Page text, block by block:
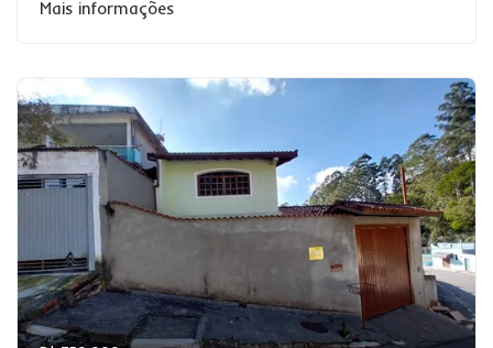
Mais informações